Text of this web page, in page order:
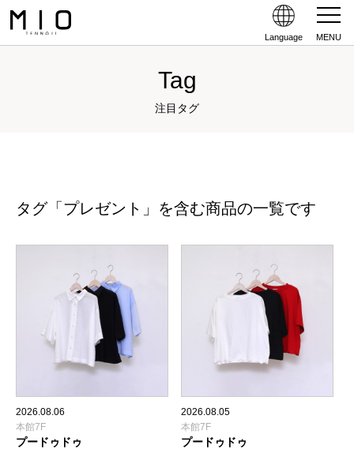
Language MENU
Tag
注目タグ
タグ「プレゼント」を含む商品の一覧です
2026.08.06
本館7F
プードゥドゥ
2026.08.05
本館7F
プードゥドゥ